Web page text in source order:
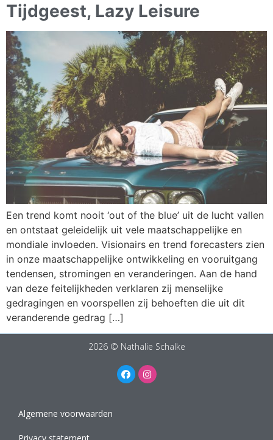
Tijdgeest, Lazy Leisure
Een trend komt nooit ‘out of the blue’ uit de lucht vallen
en ontstaat geleidelijk uit vele maatschappelijke en
mondiale invloeden. Visionairs en trend forecasters zien
in onze maatschappelijke ontwikkeling en vooruitgang
tendensen, stromingen en veranderingen. Aan de hand
van deze feitelijkheden verklaren zij menselijke
gedragingen en voorspellen zij behoeften die uit dit
veranderende gedrag […]
2026 © Nathalie Schalke
Algemene voorwaarden